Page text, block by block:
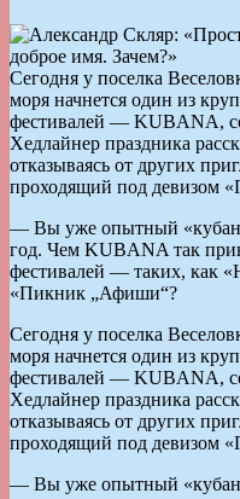
Сегодня у поселка
моря начнется один из
фестивалей — KUBANA,
Хедлайнер праздника
отказываясь от других
проходящий под девизом
— Вы уже опытный
год. Чем KUBANA так
фестивалей — таких, как
«Пикник „Афиши“?
Сегодня у поселка
моря начнется один из
фестивалей — KUBANA,
Хедлайнер праздника
отказываясь от других
проходящий под девизом
— Вы уже опытный